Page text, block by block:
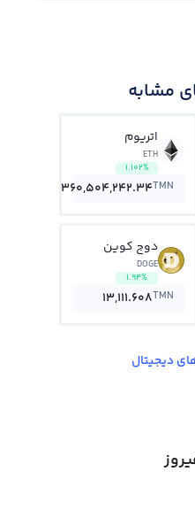
مشابه
اتریوم
ETH
1.102%
360,504,242.34TMN
دوج کوین
DOGE
1.94%
13,111.608TMN
دیجیتال